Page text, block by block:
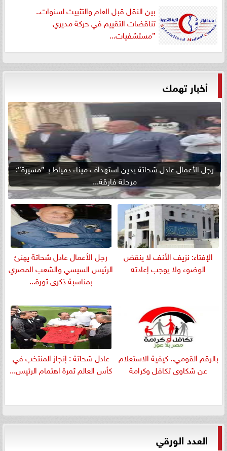
بين النقل قبل العام والتثبيت لسنوات..
تناقضات التقييم في حركة مديري
”مستشفيات...
أخبار تهمك
رجل الأعمال عادل شحاتة يدين استهداف ميناء دمياط بـ ”مسيرة”:
مرحلة فارقة...
الإفتاء: نزيف الأنف لا ينقض
الوضوء ولا يوجب إعادته
رجل الأعمال عادل شحاتة يهنئ
الرئيس السيسي والشعب المصري
بمناسبة ذكرى ثورة...
بالرقم القومي.. كيفية الاستعلام
عن شكاوى تكافل وكرامة
عادل شحاتة : إنجاز المنتخب في
كأس العالم ثمرة اهتمام الرئيس...
العدد الورقي